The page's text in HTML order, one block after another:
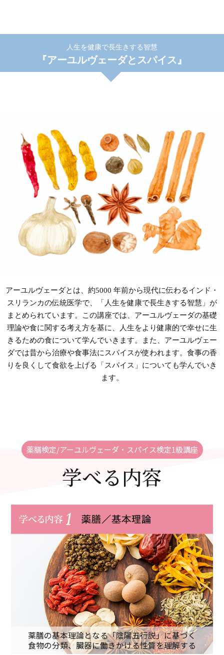
人生を健康で長生きする智慧
『アーユルヴェーダとスパイス』
アーユルヴェーダとは、約5000 年前から現代に伝わるインド・
スリランカの伝統医学で、「人生を健康で長生きする智慧」が
まとめられています。この講座では、アーユルヴェーダの基礎
理論や食に関する考え方を基に、人生をより健康的で幸せに生
きるための食について学んでいきます。また、アーユルヴェー
ダでは昔から治療や食事法にスパイスが使われます。食事の香
りを良くして食欲を上げる「スパイス」についても学んでいき
ます。
薬膳検定/アーユルヴェーダ・スパイス検定1級講座
学べる内容
薬膳の基本理論となる「陰陽五行説」に基づく
食物の分類、臓器に働きかける性質を理解する